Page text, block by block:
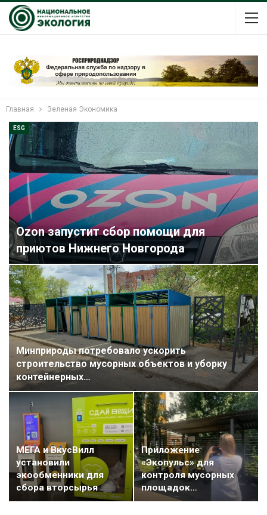
Главная Зеленая Экономика
ESG
Ozon запустит сбор помощи для
приютов Нижнего Новгорода
Минприроды потребовало ускорить
строительство мусорных объектов и уборку
контейнерных…
МЕГА и ВкусВилл
установили
экообменники для
сбора вторсырья
Приложение
«Экопульс» для
контроля мусорных
площадок…